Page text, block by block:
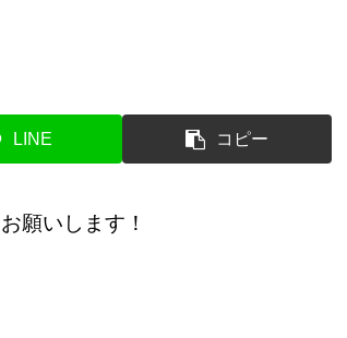
LINE コピー
願いします！